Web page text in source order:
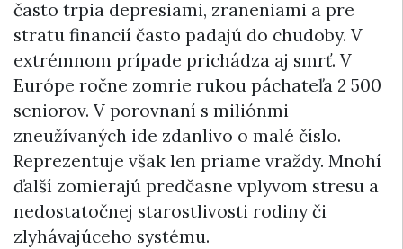
často trpia depresiami, zraneniami a pre
stratu financií často padajú do chudoby. V
extrémnom prípade prichádza aj smrť. V
Európe ročne zomrie rukou páchateľa 2 500
seniorov. V porovnaní s miliónmi
zneužívaných ide zdanlivo o malé číslo.
Reprezentuje však len priame vraždy. Mnohí
ďalší zomierajú predčasne vplyvom stresu a
nedostatočnej starostlivosti rodiny či
zlyhávajúceho systému.